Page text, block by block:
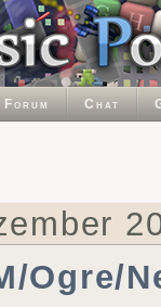
Forum Chat
Ogre/